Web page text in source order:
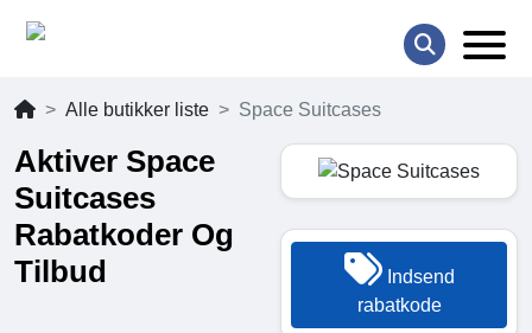
Alle butikker liste Space Suitcases
Aktiver Space
Suitcases
Rabatkoder Og
Tilbud
Indsend
rabatkode